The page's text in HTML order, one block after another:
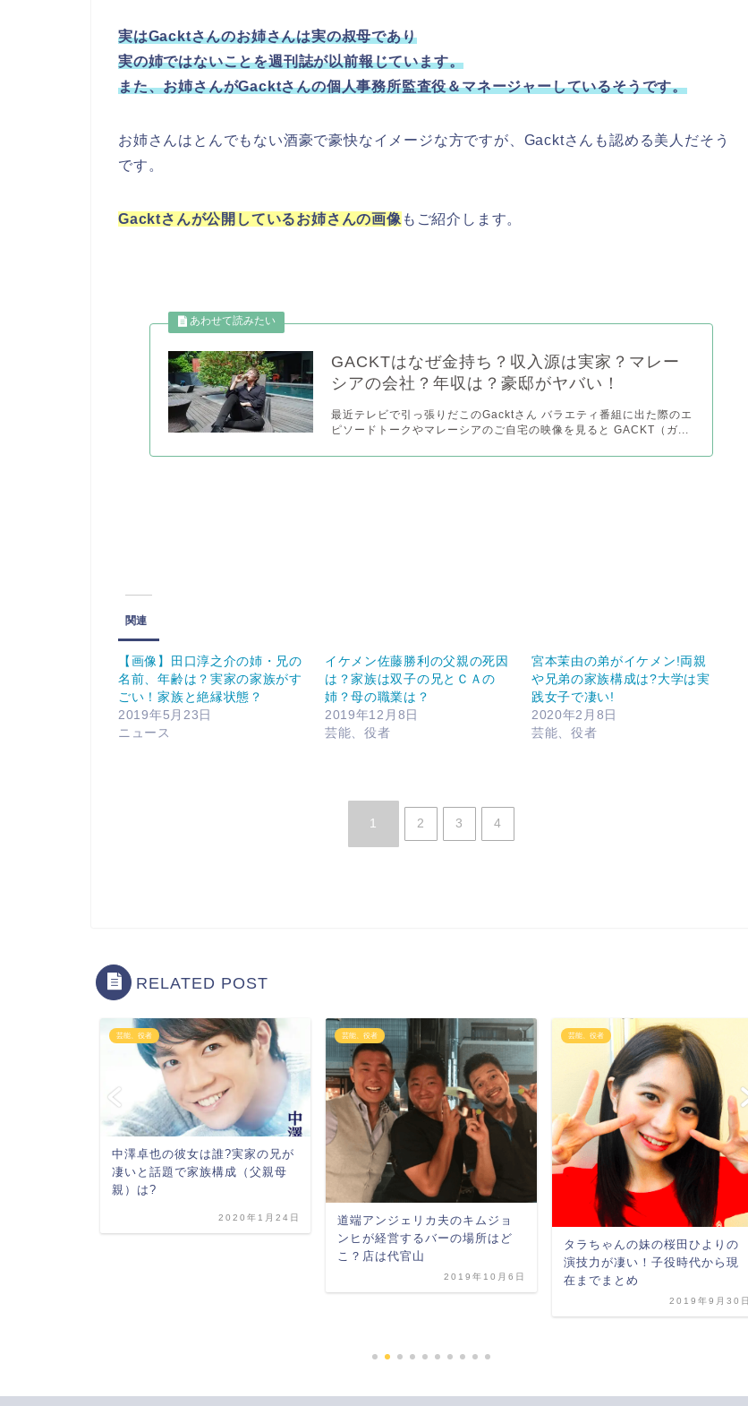
実はGacktさんのお姉さんは実の叔母であり
実の姉ではないことを週刊誌が以前報じています。
また、お姉さんがGacktさんの個人事務所監査役＆マネージャーしているそうです。
お姉さんはとんでもない酒豪で豪快なイメージな方ですが、Gacktさんも認める美人だそう
です。
Gacktさんが公開しているお姉さんの画像 もご紹介します。
GACKTはなぜ金持ち？収入源は実家？マレー
シアの会社？年収は？豪邸がヤバい！
最近テレビで引っ張りだこのGacktさん バラエティ番組に出た際のエ
ピソードトークやマレーシアのご自宅の映像を見ると GACKT（ガ...
関連
【画像】田口淳之介の姉・兄の
名前、年齢は？実家の家族がす
ごい！家族と絶縁状態？
2019年5月23日
ニュース
イケメン佐藤勝利の父親の死因
は？家族は双子の兄とＣＡの
姉？母の職業は？
2019年12月8日
芸能、役者
宮本茉由の弟がイケメン!両親
や兄弟の家族構成は?大学は実
践女子で凄い!
2020年2月8日
芸能、役者
1 2 3 4
RELATED POST
芸能、役者
中澤卓也の彼女は誰?実家の兄が
凄いと話題で家族構成（父親母
親）は?
2020年1月24日
芸能、役者
道端アンジェリカ夫のキムジョ
ンヒが経営するバーの場所はど
こ？店は代官山
2019年10月6日
芸能、役者
タラちゃんの妹の桜田ひよりの
演技力が凄い！子役時代から現
在までまとめ
2019年9月30日